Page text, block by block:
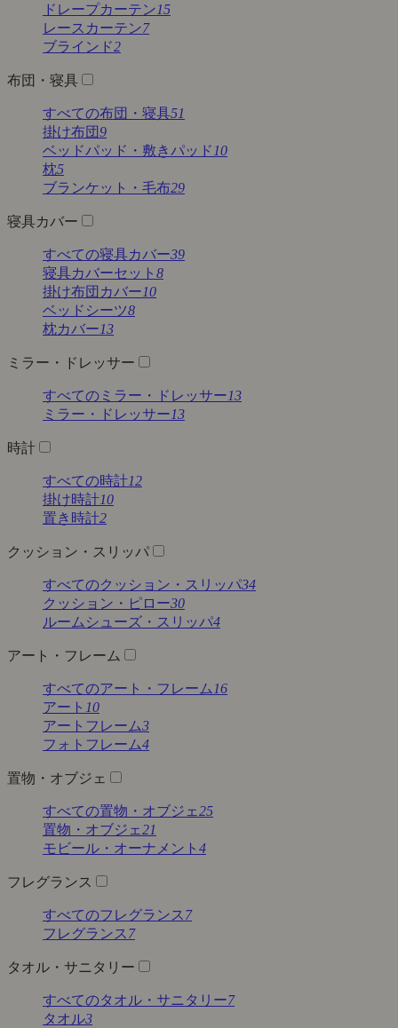
ドレープカーテン15
レースカーテン7
ブラインド2
布団・寝具
すべての布団・寝具51
掛け布団9
ベッドパッド・敷きパッド 10
枕5
ブランケット・毛布29
寝具カバー
すべての寝具カバー39
寝具カバーセット 8
掛け布団カバー10
ベッドシーツ8
枕カバー13
ミラー・ドレッサー
すべてのミラー・ドレッサー13
ミラー・ドレッサー13
時計
すべての時計12
掛け時計10
置き時計2
クッション・スリッパ
すべてのクッション・スリッパ34
クッション・ピロー30
ルームシューズ・スリッパ4
アート・フレーム
すべてのアート・フレーム 16
アート 10
アートフレーム3
フォトフレーム4
置物・オブジェ
すべての置物・オブジェ25
置物・オブジェ21
モビール・オーナメント 4
フレグランス
すべてのフレグランス 7
フレグランス 7
タオル・サニタリー
すべてのタオル・サニタリー7
タオル3